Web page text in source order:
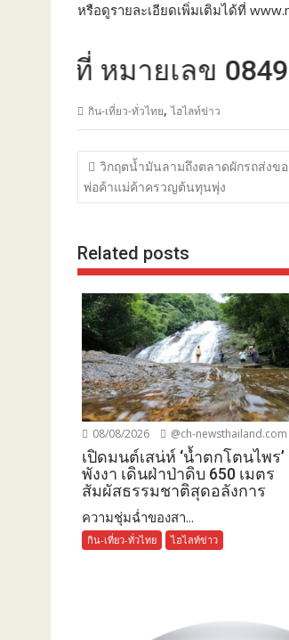
หรือดูรายละเอียดเพิ่มเติมได้ที่
มายเลข
กิน-เที่ยว-ทั่วไทย,ไฮไลท์ข่าว
แนะแนว
เรื่อง
วิกฤตน้ำมันลามถึงตลาดผักรถส่งข
พ่อค้าแม่ค้าครวญต้นทุนพุ่ง
Related posts
08/08/2026 @ch-newsthailand.com
เปิดมนต์เสน่ห์ ‘น้ำตกโตนไพร’
พังงา เดินฝ่าป่าดิบ 650 เมตร
สัมผัสธรรมชาติสุดอลังการ
ความชุ่มฉ่ำของสา...
กิน-เที่ยว-ทั่วไทย ไฮไลท์ข่าว